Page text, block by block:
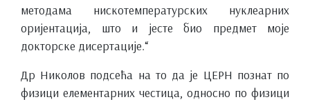
методама нискотемпературских нуклеарних
оријентација, што и јесте био предмет моје
докторске дисертације.“
Др Николов подсећа на то да је ЦЕРН познат по
физици елементарних честица, односно по физици